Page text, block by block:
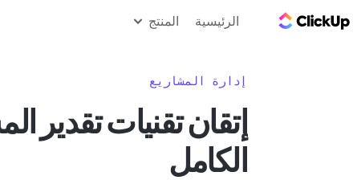
الرئيسية المنتج
إدارة المشاريع
إتقان تقنيات تقدير
الكامل